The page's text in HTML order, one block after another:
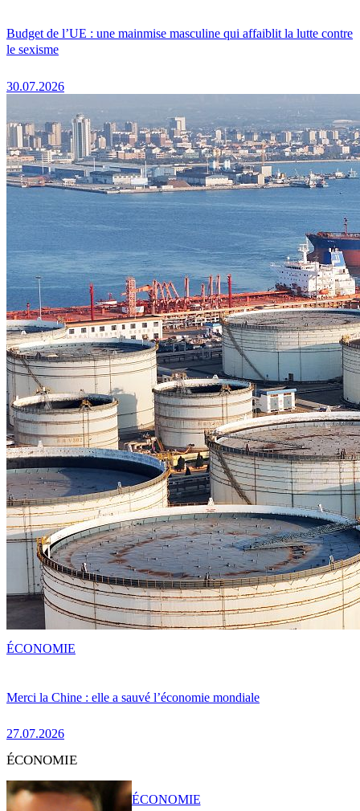
Budget de l’UE : une mainmise masculine qui affaiblit la lutte contre
le sexisme
30.07.2026
Merci la Chine : elle a sauvé l’économie mondiale
27.07.2026
ÉCONOMIE
ÉCONOMIE
ÉCONOMIE